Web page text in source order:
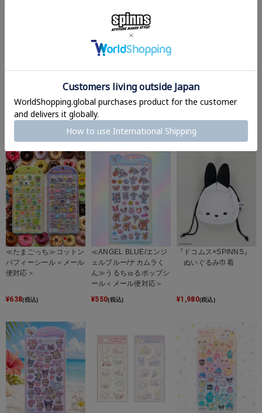
『ドコムス×SPINNS』
3D PUFFY SEAL
≪たまごっち≫プチドロ
ップシール＜メール便対
応＞
¥ 572(税込)
『ドコムス×SPINNS』
PVCラバーキーホルダ
¥1,210
≪たまごっち≫コットン
パフィーシール＜メール
便対応＞
¥638(税込)
≪ANGEL BLUE/エンジ
ェルブルー/ナカムラく
ん≫うるちゅるポップシ
ール＜メール便対応＞
¥550(税込)
『ドコムス×SPINNS』
ぬいぐるみ巾着
¥1,980(税込)